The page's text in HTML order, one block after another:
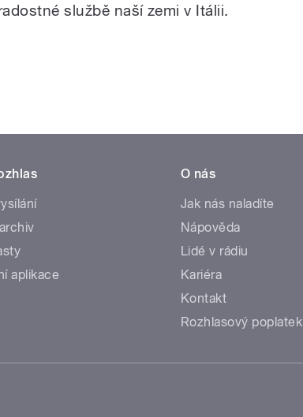
službě naší zemi v Itálii.
aplikace
O nás
Jak nás naladíte
Nápověda
Lidé v rádiu
Kariéra
Kontakt
Rozhlasový poplatek